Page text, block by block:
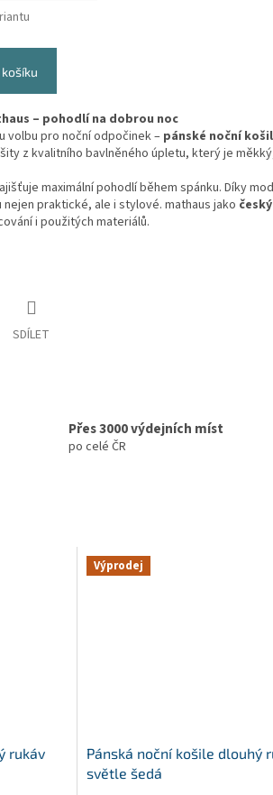
– pohodlí na dobrou noc
volbu pro noční odpočinek – pánské noční
z kvalitního bavlněného úpletu, který je
maximální pohodlí během spánku. Díky
praktické, ale i stylové. mathaus jako
i použitých materiálů.
SDÍLET
Přes 3000 výdejních míst
po celé ČR
rukáv
Výprodej
Pánská noční košile dlouhý
světle šedá